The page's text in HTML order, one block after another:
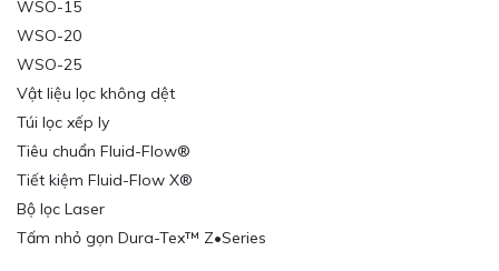
WSO-15
WSO-20
WSO-25
Vật liệu lọc không dệt
Túi lọc xếp ly
Tiêu chuẩn Fluid-Flow®
Tiết kiệm Fluid-Flow X®
Bộ lọc Laser
Tấm nhỏ gọn Dura-Tex™ Z•Series